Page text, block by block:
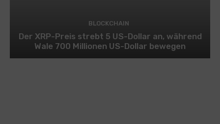
BLOCKCHAIN
Der XRP-Preis strebt 5 US-Dollar an, während
Wale 700 Millionen US-Dollar bewegen